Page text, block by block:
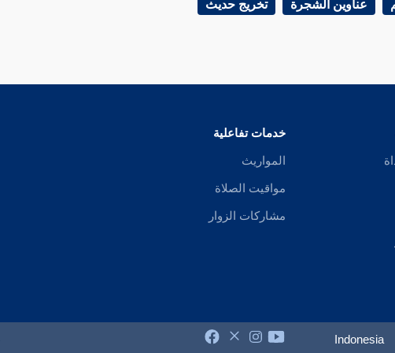
عناوين الشجرة تخريج حديث
خدمات تفاعلية
المواريث
مواقيت الصلاة
مشاركات الزوار
Indonesia